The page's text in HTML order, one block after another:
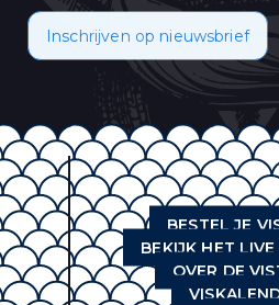
Inschrijven op nieuwsbrief
BESTEL JE
BEKIJK HET
OVER DE